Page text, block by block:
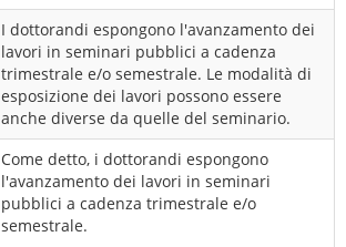
I dottorandi espongono l'avanzamento dei
lavori in seminari pubblici a cadenza
trimestrale e/o semestrale. Le modalità di
esposizione dei lavori possono essere
anche diverse da quelle del seminario.
Come detto, i dottorandi espongono
l'avanzamento dei lavori in seminari
pubblici a cadenza trimestrale e/o
semestrale.